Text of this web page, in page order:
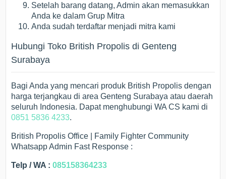
Setelah barang datang, Admin akan memasukkan
Anda ke dalam Grup Mitra
Anda sudah terdaftar menjadi mitra kami
Hubungi Toko British Propolis di Genteng
Surabaya
Bagi Anda yang mencari produk British Propolis dengan
harga terjangkau di area Genteng Surabaya atau daerah
seluruh Indonesia. Dapat menghubungi WA CS kami di
0851 5836 4233.
British Propolis Office | Family Fighter Community
Whatsapp Admin Fast Response :
Telp / WA :085158364233